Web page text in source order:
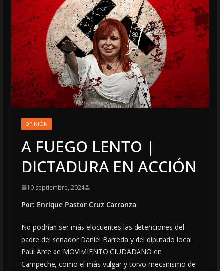
OPINIÓN
A FUEGO LENTO |
DICTADURA EN ACCIÓN
10 septiembre, 2024
Por: Enrique Pastor Cruz Carranza
No podrían ser más elocuentes las detenciones del
padre del senador Daniel Barreda y del diputado local
Paul Arce de MOVIMIENTO CIUDADANO en
Campeche, como el más vulgar y torvo mecanismo de